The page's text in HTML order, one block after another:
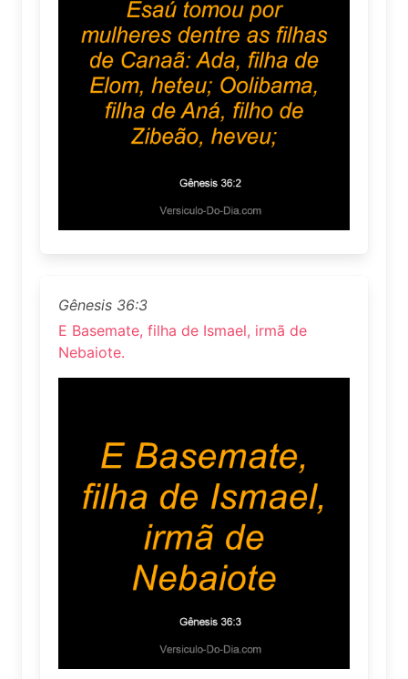
Gênesis 36:3
E Basemate, filha de Ismael, irmã de
Nebaiote.